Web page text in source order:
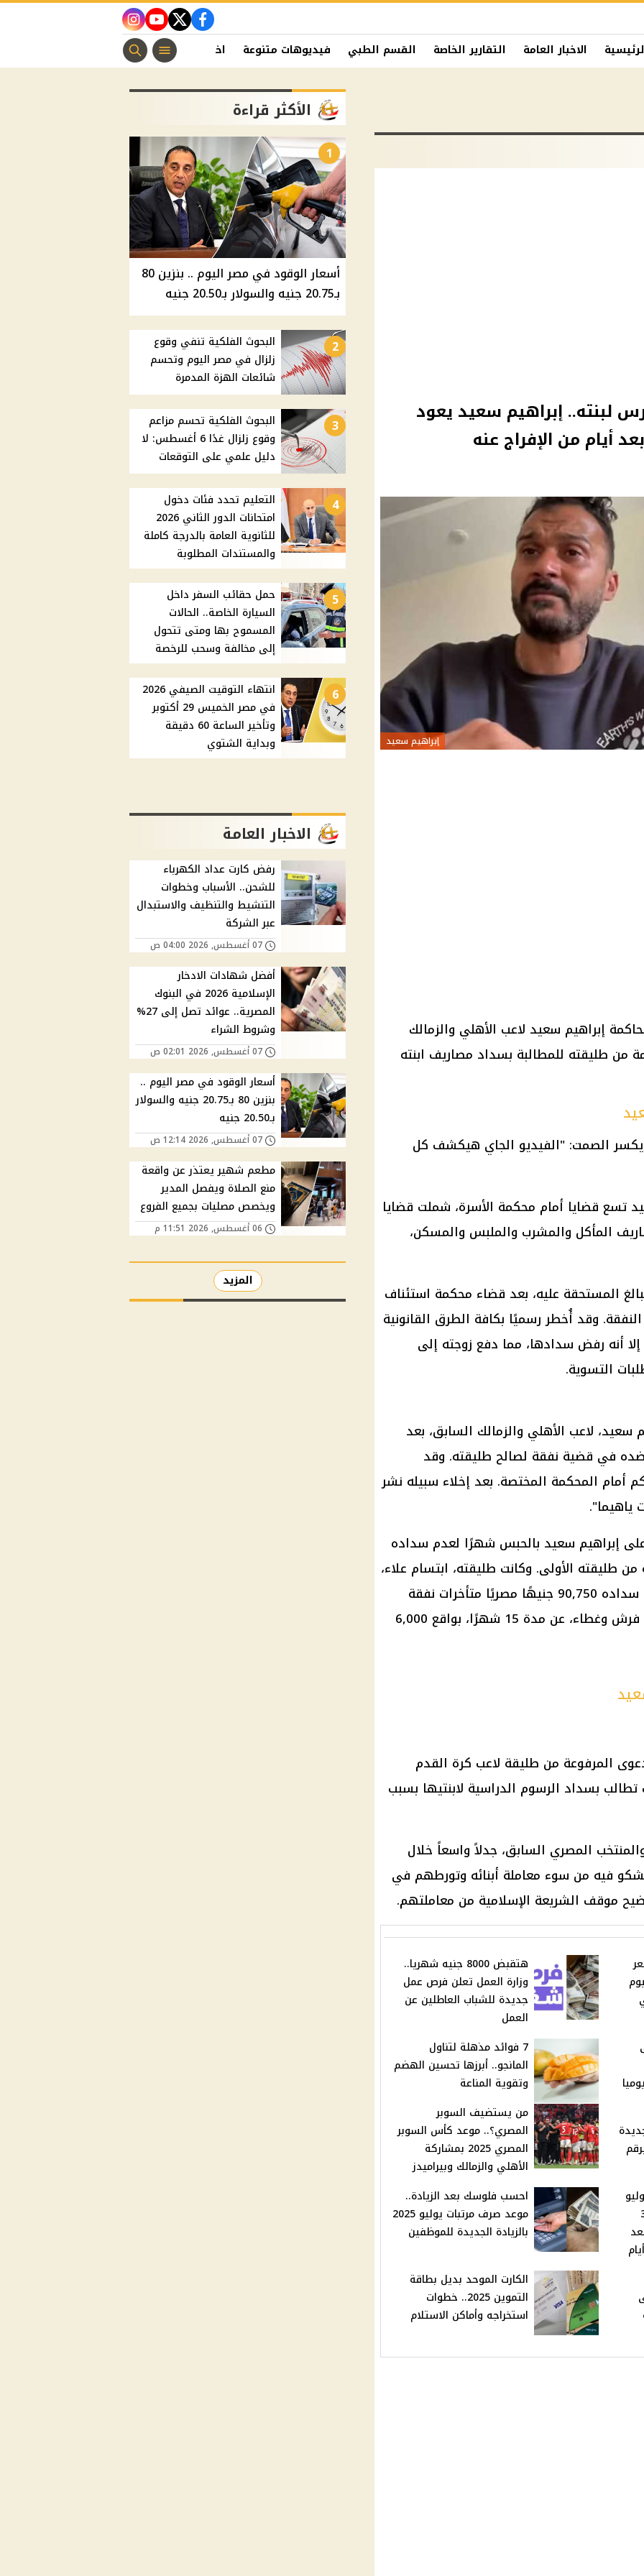
facebook
twitter
youtube
instagram
الاخبار العامة التقارير الخاصة القسم الطبي فيديوهات متنوعة اخبار الفن منوعات مسيحية
لبنته.. إبراهيم سعيد يعود
أيام من الإفراج عنه
إبراهيم سعيد
إبراهيم سعيد لاعب الأهلي والزمالك
من طليقته للمطالبة بسداد مصاريف ابنته
قضايا أمام محكمة الأسرة، شملت قضايا
المأكل والمشرب والملبس والمسكن،
المستحقة عليه، بعد قضاء محكمة استئناف
وقد أُخطر رسميًا بكافة الطرق القانونية
أنه رفض سدادها، مما دفع زوجته إلى
التسوية.
سعيد، لاعب الأهلي والزمالك السابق، بعد
ضده في قضية نفقة لصالح طليقته. وقد
أمام المحكمة المختصة. بعد إخلاء سبيله نشر
ياهيما".
إبراهيم سعيد بالحبس شهرًا لعدم سداده
من طليقته الأولى. وكانت طليقته، ابتسام علاء،
قد رفعت دعوى قضائية ضده لعدم سداده 90,750 جنيهًا مصريًا متأخرات نفقة
الطفلتين، متجمد نفقة صغير وبدل فرش وغطاء، عن مدة 15 شهرًا، بواقع 6,000
المرفوعة من طليقة لاعب كرة القدم
بسداد الرسوم الدراسية لابنتيها بسبب
المصري السابق، جدلاً واسعاً خلال
فيه من سوء معاملة أبنائه وتورطهم في
موقف الشريعة الإسلامية من معاملتهم.
سعر
في
هتقبض 8000 جنيه شهريا..
وزارة العمل تعلن فرص عمل
جديدة للشباب العاطلين عن
العمل
7 فوائد مذهلة لتناول
المانجو.. أبرزها تحسين الهضم
وتقوية المناعة
2025 برقم
من يستضيف السوبر
المصري؟.. موعد كأس السوبر
المصري 2025 بمشاركة
الأهلي والزمالك وبيراميدز
والحوت 3
احسب فلوسك بعد الزيادة..
موعد صرف مرتبات يوليو 2025
بالزيادة الجديدة للموظفين
الكارت الموحد بديل بطاقة
التموين 2025.. خطوات
استخراجه وأماكن الاستلام
الأكثر قراءة
1
أسعار الوقود في مصر اليوم .. بنزين 80
بـ20.75 جنيه والسولار بـ20.50 جنيه
2
البحوث الفلكية تنفي وقوع
زلزال في مصر اليوم وتحسم
شائعات الهزة المدمرة
3
البحوث الفلكية تحسم مزاعم
وقوع زلزال غدًا 6 أغسطس: لا
دليل علمي على التوقعات
4
التعليم تحدد فئات دخول
امتحانات الدور الثاني 2026
للثانوية العامة بالدرجة كاملة
والمستندات المطلوبة
5
حمل حقائب السفر داخل
السيارة الخاصة.. الحالات
المسموح بها ومتى تتحول
إلى مخالفة وسحب للرخصة
6
انتهاء التوقيت الصيفي 2026
في مصر الخميس 29 أكتوبر
وتأخير الساعة 60 دقيقة
وبداية الشتوي
الاخبار العامة
رفض كارت عداد الكهرباء
للشحن.. الأسباب وخطوات
التنشيط والتنظيف والاستبدال
عبر الشركة
07 أغسطس, 2026 04:00 ص
أفضل شهادات الادخار
الإسلامية 2026 في البنوك
المصرية.. عوائد تصل إلى 27%
وشروط الشراء
07 أغسطس, 2026 02:01 ص
أسعار الوقود في مصر اليوم ..
بنزين 80 بـ20.75 جنيه والسولار
بـ20.50 جنيه
07 أغسطس, 2026 12:14 ص
مطعم شهير يعتذر عن واقعة
منع الصلاة ويفصل المدير
ويخصص مصليات بجميع الفروع
06 أغسطس, 2026 11:51 م
المزيد